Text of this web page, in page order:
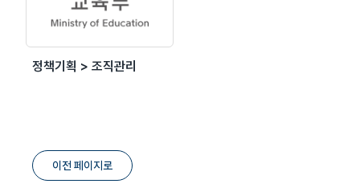
정책기획 > 조직관리
이전 페이지로